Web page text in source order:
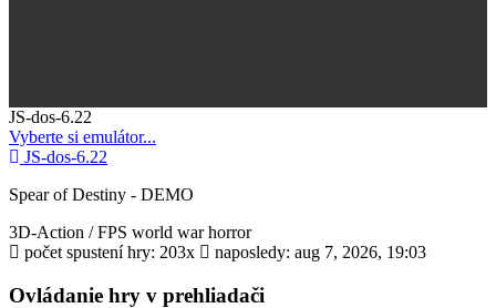
JS-dos-6.22
Dropdown
Vyberte si emulátor...
JS-dos-6.22
Spear of Destiny - DEMO
3D-Action / FPS world warhorror
počet spustení hry: 203x
naposledy: aug 7, 2026, 19:03
Ovládanie hry v prehliadači